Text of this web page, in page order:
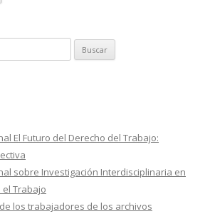
El Futuro del Derecho del Trabajo:
sobre Investigación Interdisciplinaria en
el Trabajo
los trabajadores de los archivos